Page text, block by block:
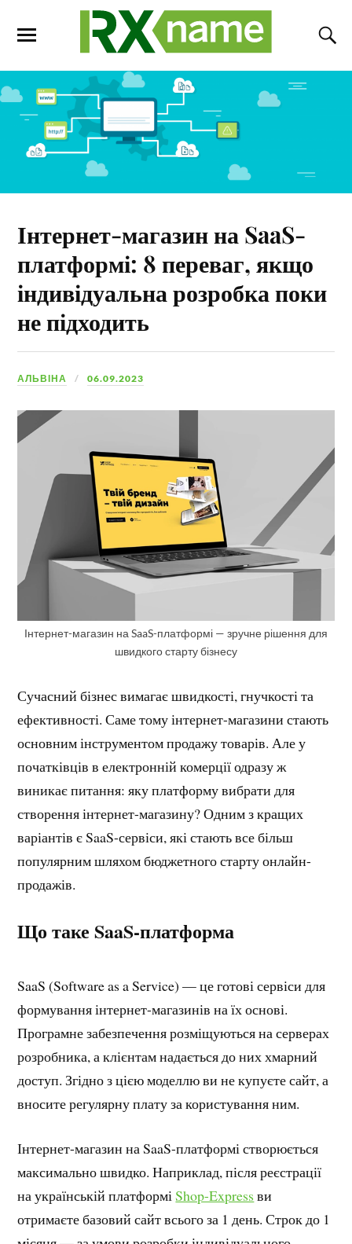
Інтернет-магазин на SaaS-
платформі: 8 переваг, якщо
індивідуальна розробка поки
не підходить
АЛЬВІНА 06.09.2023
Інтернет-магазин на SaaS-платформі — зручне рішення для
швидкого старту бізнесу
Сучасний бізнес вимагає швидкості, гнучкості та
ефективності. Саме тому інтернет-магазини стають
основним інструментом продажу товарів. Але у
початківців в електронній комерції одразу ж
виникає питання: яку платформу вибрати для
створення інтернет-магазину? Одним з кращих
варіантів є SaaS-сервіси, які стають все більш
популярним шляхом бюджетного старту онлайн-
продажів.
Що таке SaaS-платформа
SaaS (Software as a Service) — це готові сервіси для
формування інтернет-магазинів на їх основі.
Програмне забезпечення розміщуються на серверах
розробника, а клієнтам надається до них хмарний
доступ. Згідно з цією моделлю ви не купуєте сайт, а
вносите регулярну плату за користування ним.
Інтернет-магазин на SaaS-платформі створюється
максимально швидко. Наприклад, після реєстрації
на українській платформіShop-Express ви
отримаєте базовий сайт всього за 1 день. Строк до 1